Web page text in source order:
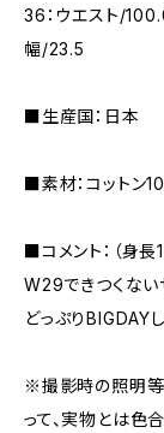
36：ウエスト/
幅/23.5
■生産国：日本
■素材：コットン
■コメント：（身
W29できつくない
どっぷりBIGDAY
※撮影時の照明等
って、実物とは色